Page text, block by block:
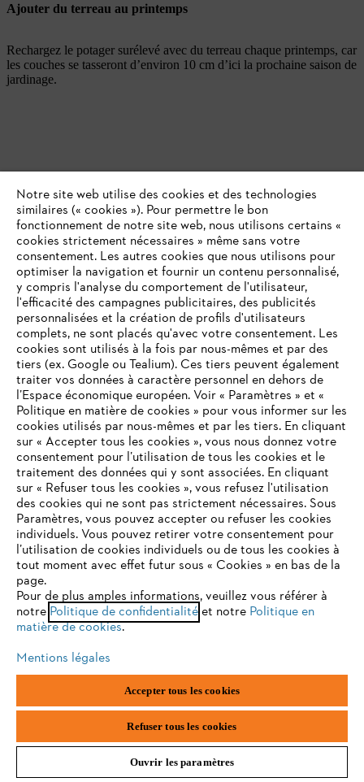
Ajouter du terreau au printemps
Rechargez le potager surélevé avec du terreau chaque printemps, car
les couches se tasseront d’environ 10 cm d’ici la prochaine saison de
jardinage.
Renouveler en intégralité votre potager en hauteur
Procédez au renouvellement total de votre potager surélevé tous les
6 à 7 ans. Toutes les couches se seront décomposées et ne seront
plus soumises à des conditions optimales pour faire pousser vos
légumes et plantes aromatiques. Sans un drainage efficace des
branches, votre surélévation sera sujette à l’engorgement d’eau et à
une mauvaise croissance des racines, tandis que les nutriments des
autres couches seront également épuisés.
VOTRE NAVIGATEUR INTERNET
N'EST PLUS PRIS EN CHARGE
Vous utilisez un navigateur Internet que nous ne prenons plus
en charge, et certaines fonctionnalités de notre site ne
peuvent fonctionner correctement. Pour une utilisation
optimale de notre site, nous vous recommandons de passer à
l'un des navigateurs suivants :
firefox chrome
edge
Notre site web utilise des cookies et des technologies
similaires (« cookies »). Pour permettre le bon
fonctionnement de notre site web, nous utilisons certains «
cookies strictement nécessaires » même sans votre
consentement. Les autres cookies que nous utilisons pour
optimiser la navigation et fournir un contenu personnalisé,
y compris l'analyse du comportement de l'utilisateur,
l'efficacité des campagnes publicitaires, des publicités
personnalisées et la création de profils d'utilisateurs
complets, ne sont placés qu'avec votre consentement. Les
cookies sont utilisés à la fois par nous-mêmes et par des
tiers (ex. Google ou Tealium). Ces tiers peuvent également
traiter vos données à caractère personnel en dehors de
l’Espace économique européen. Voir « Paramètres » et «
Politique en matière de cookies » pour vous informer sur les
cookies utilisés par nous-mêmes et par les tiers. En cliquant
sur « Accepter tous les cookies », vous nous donnez votre
consentement pour l’utilisation de tous les cookies et le
traitement des données qui y sont associées. En cliquant
sur « Refuser tous les cookies », vous refusez l'utilisation
des cookies qui ne sont pas strictement nécessaires. Sous
Paramètres, vous pouvez accepter ou refuser les cookies
individuels. Vous pouvez retirer votre consentement pour
l’utilisation de cookies individuels ou de tous les cookies à
tout moment avec effet futur sous « Cookies » en bas de la
page.
Pour de plus amples informations, veuillez vous référer à
notre Politique de confidentialitéet notre Politique en
matière de cookies.
Mentions légales
Accepter tous les cookies
Refuser tous les cookies
Ouvrir les paramètres